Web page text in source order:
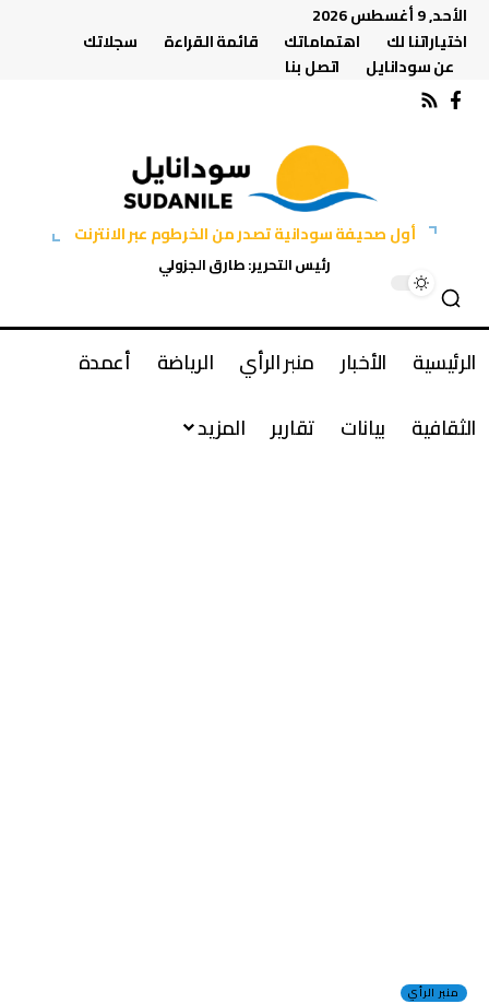
الأحد, 9 أغسطس 2026
اختياراتنا لك
اهتماماتك قائمة القراءة
سجلاتك
عن سودانايل
اتصل بنا
أول صحيفة سودانية تصدر من الخرطوم عبر الانترنت
رئيس التحرير: طارق الجزولي
الرئيسية الأخبار منبر الرأي الرياضة
أعمدة
الثقافية
بيانات تقارير المزيد
منبر الرأي